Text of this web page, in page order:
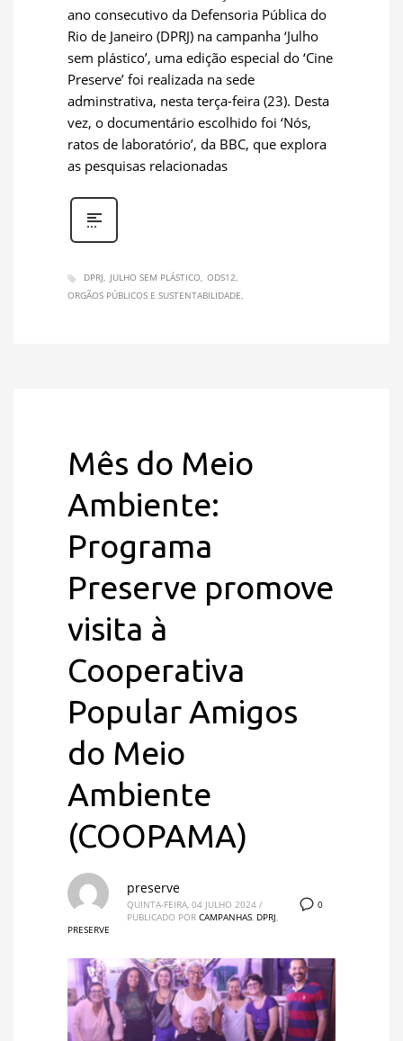
ano consecutivo da Defensoria Pública do
Rio de Janeiro (DPRJ) na campanha ‘Julho
sem plástico’, uma edição especial do ‘Cine
Preserve’ foi realizada na sede
adminstrativa, nesta terça-feira (23). Desta
vez, o documentário escolhido foi ‘Nós,
ratos de laboratório’, da BBC, que explora
as pesquisas relacionadas
DPRJ JULHO SEM PLÁSTICO ODS12
ORGÃOS PÚBLICOS E SUSTENTABILIDADE
Mês do Meio
Ambiente:
Programa
Preserve promove
visita à
Cooperativa
Popular Amigos
do Meio
Ambiente
(COOPAMA)
0
preserve
QUINTA-FEIRA, 04 JULHO 2024 /
PUBLICADO POR CAMPANHAS DPRJ
PRESERVE